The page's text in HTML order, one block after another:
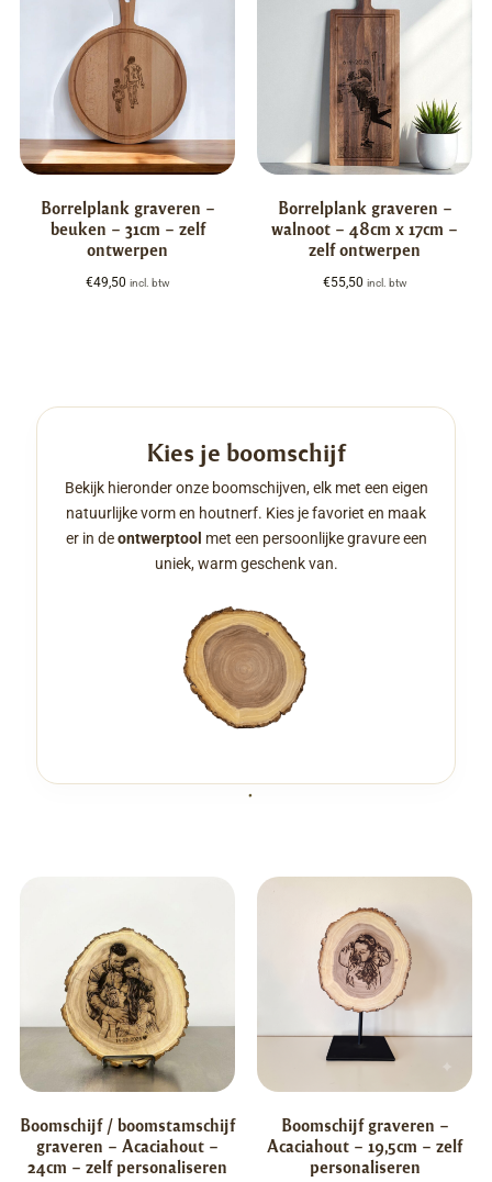
Borrelplank graveren –
beuken – 31cm – zelf
ontwerpen
€49,50 incl. btw
Borrelplank graveren –
walnoot – 48cm x 17cm –
zelf ontwerpen
€55,50 incl. btw
Kies je boomschijf
Bekijk hieronder onze boomschijven, elk met een eigen
natuurlijke vorm en houtnerf. Kies je favoriet en maak
er in deontwerptool met een persoonlijke gravure een
uniek, warm geschenk van.
Boomschijf / boomstamschijf
graveren – Acaciahout –
24cm – zelf personaliseren
Boomschijf graveren –
Acaciahout – 19,5cm – zelf
personaliseren